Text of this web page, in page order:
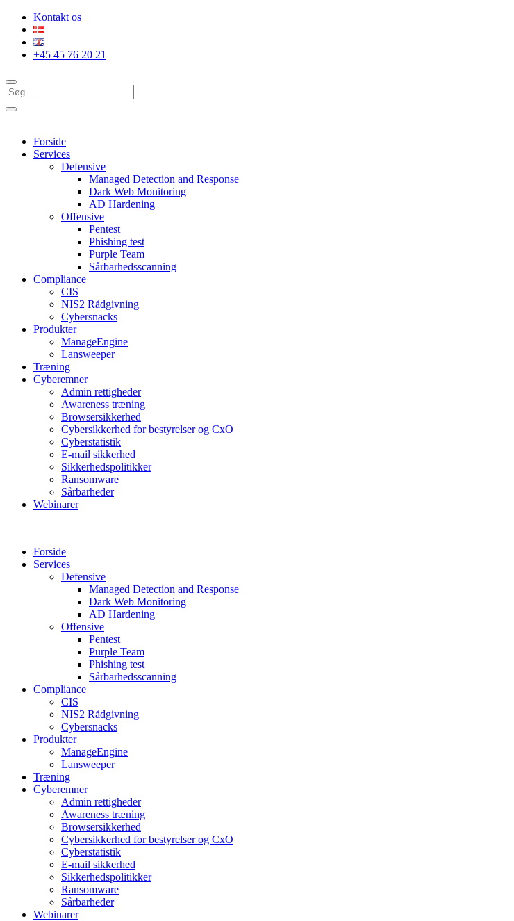
Kontakt os
+45 45 76 20 21
Forside
Services
Defensive
Managed Detection and Response
Dark Web Monitoring
AD Hardening
Offensive
Pentest
Phishing test
Purple Team
Sårbarhedsscanning
Compliance
CIS
NIS2 Rådgivning
Cybersnacks
Produkter
ManageEngine
Lansweeper
Træning
Cyberemner
Admin rettigheder
Awareness træning
Browsersikkerhed
Cybersikkerhed for bestyrelser og CxO
Cyberstatistik
E-mail sikkerhed
Sikkerhedspolitikker
Ransomware
Sårbarheder
Webinarer
Forside
Services
Defensive
Managed Detection and Response
Dark Web Monitoring
AD Hardening
Offensive
Pentest
Purple Team
Phishing test
Sårbarhedsscanning
Compliance
CIS
NIS2 Rådgivning
Cybersnacks
Produkter
ManageEngine
Lansweeper
Træning
Cyberemner
Admin rettigheder
Awareness træning
Browsersikkerhed
Cybersikkerhed for bestyrelser og CxO
Cyberstatistik
E-mail sikkerhed
Sikkerhedspolitikker
Ransomware
Sårbarheder
Webinarer